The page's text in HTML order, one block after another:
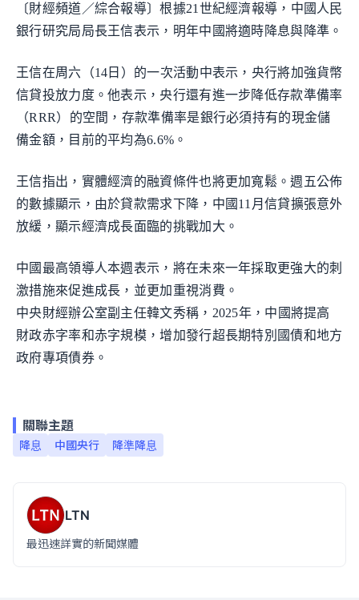
〔財經頻道／綜合報導〕根據21世紀經濟報導，中國人民
銀行研究局局長王信表示，明年中國將適時降息與降準。
王信在周六（14日）的一次活動中表示，央行將加強貨幣
信貸投放力度。他表示，央行還有進一步降低存款準備率
（RRR）的空間，存款準備率是銀行必須持有的現金儲
備金額，目前的平均為6.6%。
王信指出，實體經濟的融資條件也將更加寬鬆。週五公佈
的數據顯示，由於貸款需求下降，中國11月信貸擴張意外
放緩，顯示經濟成長面臨的挑戰加大。
中國最高領導人本週表示，將在未來一年採取更強大的刺
激措施來促進成長，並更加重視消費。
中央財經辦公室副主任韓文秀稱，2025年，中國將提高
財政赤字率和赤字規模，增加發行超長期特別國債和地方
政府專項債券。
關聯主題
降息 中國央行 降準降息
LTN
最迅速詳實的新聞媒體